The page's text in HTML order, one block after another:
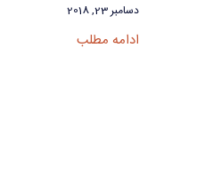
دسامبر 23, 2018
ادامه مطلب